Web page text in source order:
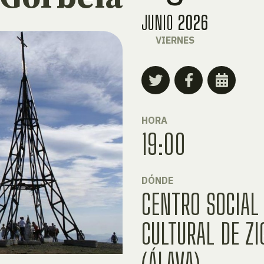
JUNIO 2026
VIERNES
HORA
19:00
DÓNDE
CENTRO SOCIAL
CULTURAL DE